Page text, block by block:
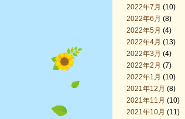
2022年7月 (10)
2022年6月 (8)
2022年5月 (4)
2022年4月 (13)
2022年3月 (4)
2022年2月 (7)
2022年1月 (10)
2021年12月 (8)
2021年11月 (10)
2021年10月 (11)